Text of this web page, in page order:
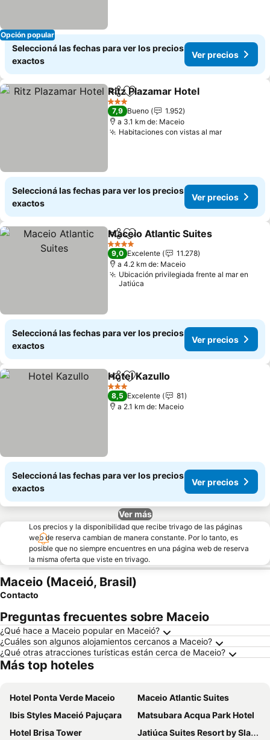
Opción popular
Seleccioná las fechas para ver los precios
exactos
Ver precios
CompartirAñadir a favoritos
Ritz Plazamar Hotel
3 Estrellas
7,9 Bueno
1.952
a 3.1 km de: Maceio
Habitaciones con vistas al mar
Seleccioná las fechas para ver los precios
exactos
Ver precios
CompartirAñadir a favoritos
Maceio Atlantic Suites
4 Estrellas
9,0 Excelente
11.278
a 4.2 km de: Maceio
Ubicación privilegiada frente al mar en
Jatiúca
Seleccioná las fechas para ver los precios
exactos
Ver precios
CompartirAñadir a favoritos
Hotel Kazullo
3 Estrellas
8,5 Excelente
81
a 2.1 km de: Maceio
Seleccioná las fechas para ver los precios
exactos
Ver precios
Ver más
Los precios y la disponibilidad que recibe trivago de las páginas
web de reserva cambian de manera constante. Por lo tanto, es
posible que no siempre encuentres en una página web de reserva
la misma oferta que viste en trivago.
Maceio (Maceió, Brasil)
Contacto
Preguntas frecuentes sobre Maceio
¿Qué hace a Maceio popular en Maceió?
¿Cuáles son algunos alojamientos cercanos a Maceio?
¿Qué otras atracciones turísticas están cerca de Maceio?
Más top hoteles
Hotel Ponta Verde Maceio
Maceio Atlantic Suites
Ibis Styles Maceió Pajuçara
Matsubara Acqua Park Hotel
Hotel Brisa Tower
Jatiúca Suites Resort by Slaviero Hotéis